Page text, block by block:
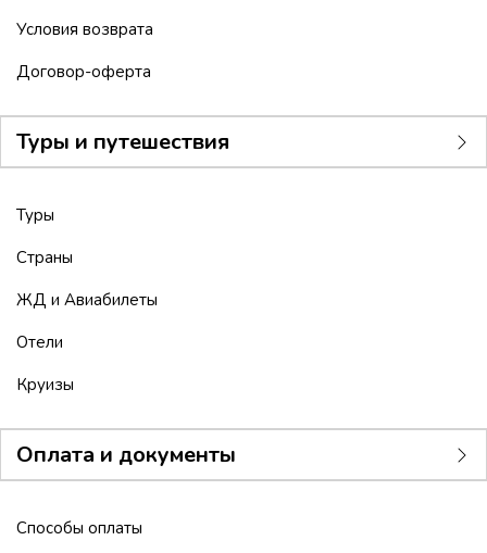
Условия возврата
Договор-оферта
Туры и путешествия
Туры
Страны
ЖД и Авиабилеты
Отели
Круизы
Оплата и документы
Способы оплаты